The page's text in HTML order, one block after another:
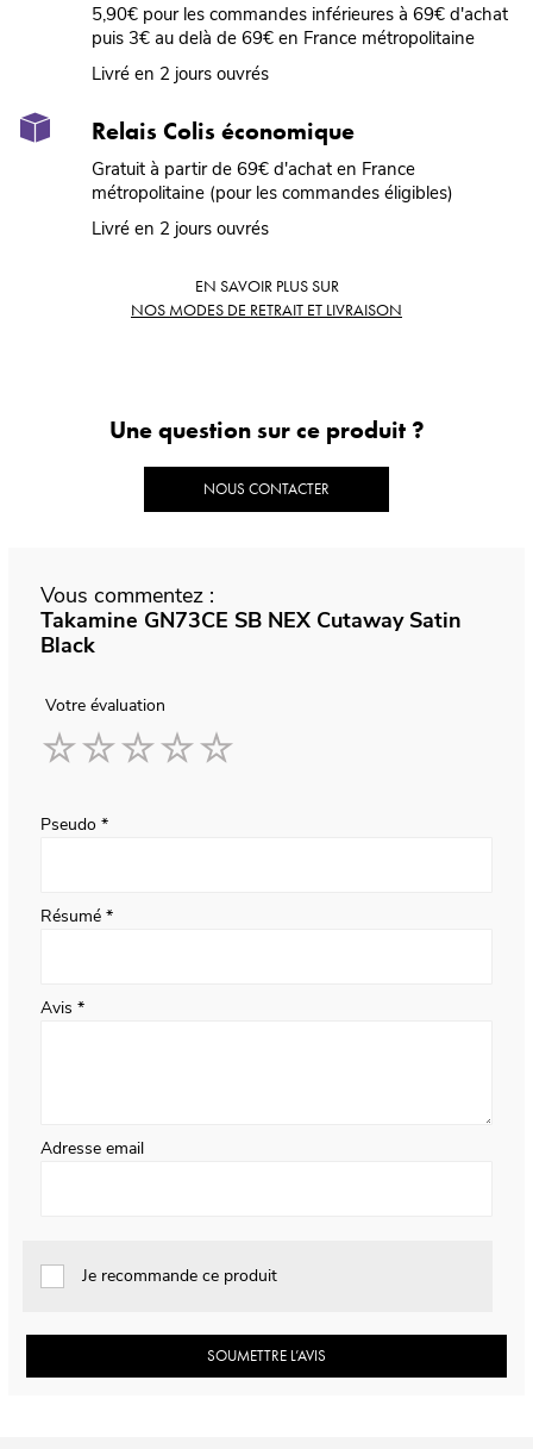
5,90€ pour les commandes inférieures à 69€ d'achat
puis 3€ au delà de 69€ en France métropolitaine
Livré en 2 jours ouvrés
Relais Colis économique
Gratuit à partir de 69€ d'achat en France
métropolitaine (pour les commandes éligibles)
Livré en 2 jours ouvrés
EN SAVOIR PLUS SUR
NOS MODES DE RETRAIT ET LIVRAISON
Une question sur ce produit ?
NOUS CONTACTER
Vous commentez :
Takamine GN73CE SB NEX Cutaway Satin
Black
Votre évaluation
Pseudo
Résumé
Avis
Adresse email
Je recommande ce produit
SOUMETTRE L’AVIS